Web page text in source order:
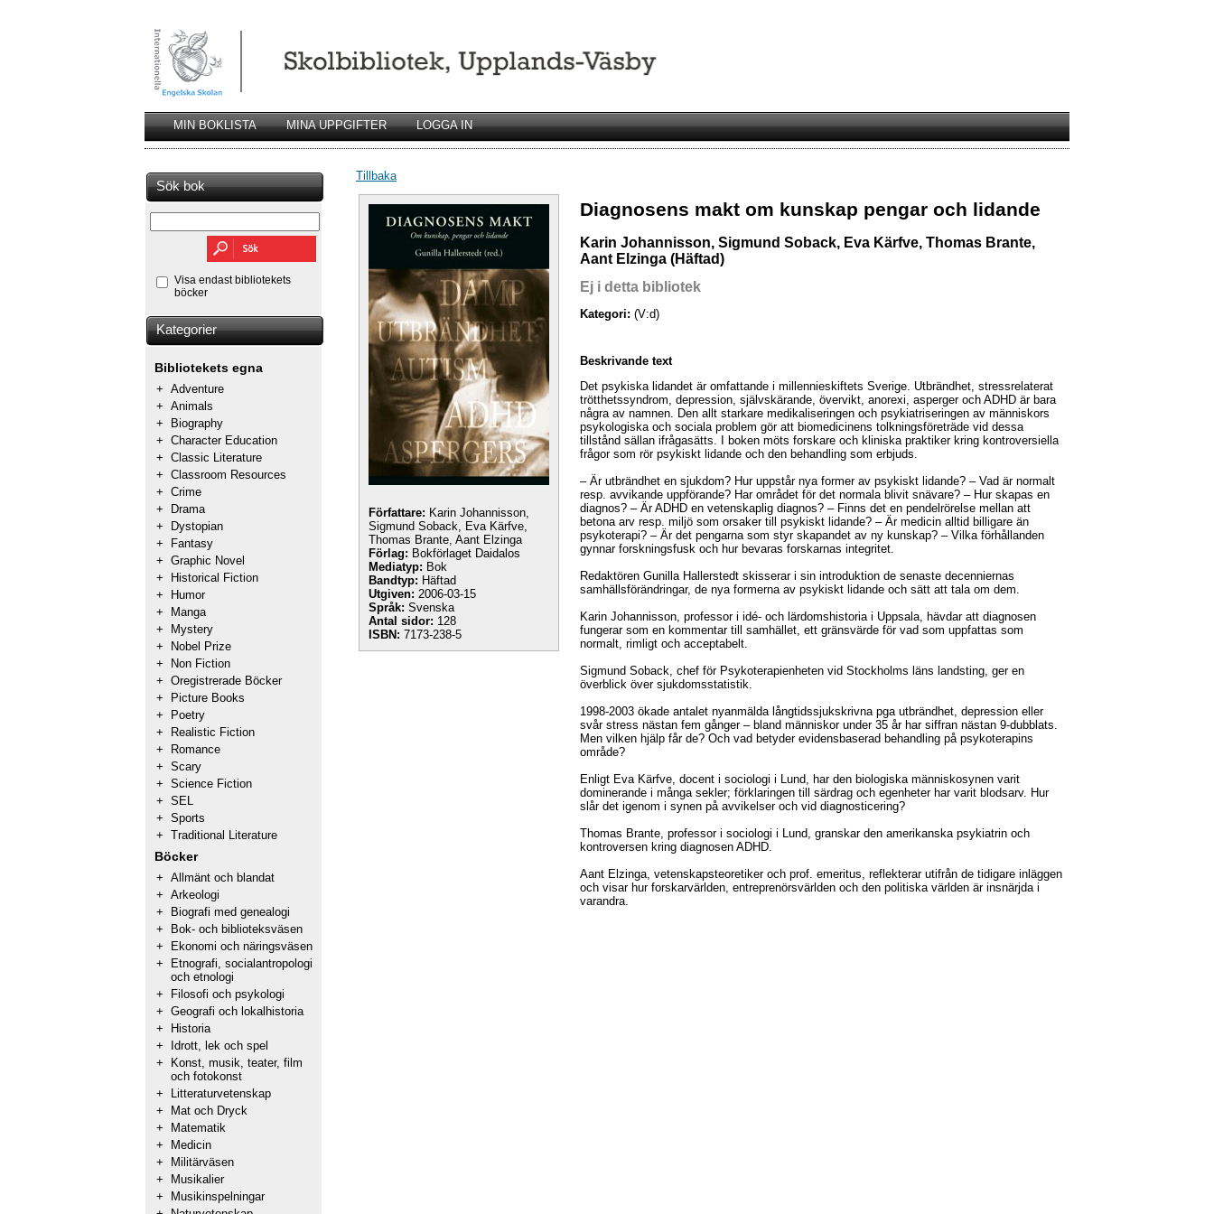
MIN BOKLISTA MINA UPPGIFTER LOGGA IN
Sök bok
Visa endast bibliotekets
böcker
Kategorier
Bibliotekets egna
+ Adventure
+ Animals
+
Biography
+ Character Education
+ Classic Literature
+ Classroom Resources
+ Crime
+
Drama
+
Dystopian
+
Fantasy
+ Graphic Novel
+
Historical Fiction
+
Humor
+
Manga
+
Mystery
+
Nobel Prize
+
Non Fiction
+ Oregistrerade Böcker
+
Picture Books
+
Poetry
+
Realistic Fiction
+
Romance
+ Scary
+ Science Fiction
+ SEL
+ Sports
+ Traditional Literature
Böcker
+ Allmänt och blandat
+ Arkeologi
+
Biografi med genealogi
+
Bok- och biblioteksväsen
+
Ekonomi och näringsväsen
+
Etnografi, socialantropologi
och etnologi
+
Filosofi och psykologi
+ Geografi och lokalhistoria
+
Historia
+
Idrott, lek och spel
+
Konst, musik, teater, film
och fotokonst
+
Litteraturvetenskap
+
Mat och Dryck
+
Matematik
+
Medicin
+
Militärväsen
+
Musikalier
+
Musikinspelningar
Tillbaka
Författare: Karin Johannisson,
Sigmund Soback, Eva Kärfve,
Thomas Brante, Aant Elzinga
Förlag: Bokförlaget Daidalos
Mediatyp: Bok
Bandtyp: Häftad
Utgiven: 2006-03-15
Språk: Svenska
Antal sidor: 128
ISBN: 7173-238-5
Diagnosens makt om kunskap pengar och lidande
Karin Johannisson, Sigmund Soback, Eva Kärfve, Thomas Brante,
Aant Elzinga (Häftad)
Ej i detta bibliotek
Kategori: (V:d)
Beskrivande text
Det psykiska lidandet är omfattande i millennieskiftets Sverige. Utbrändhet, stressrelaterat
trötthetssyndrom, depression, självskärande, övervikt, anorexi, asperger och ADHD är bara
några av namnen. Den allt starkare medikaliseringen och psykiatriseringen av människors
psykologiska och sociala problem gör att biomedicinens tolkningsföreträde vid dessa
tillstånd sällan ifrågasätts. I boken möts forskare och kliniska praktiker kring kontroversiella
frågor som rör psykiskt lidande och den behandling som erbjuds.
– Är utbrändhet en sjukdom? Hur uppstår nya former av psykiskt lidande? – Vad är normalt
resp. avvikande uppförande? Har området för det normala blivit snävare? – Hur skapas en
diagnos? – Är ADHD en vetenskaplig diagnos? – Finns det en pendelrörelse mellan att
betona arv resp. miljö som orsaker till psykiskt lidande? – Är medicin alltid billigare än
psykoterapi? – Är det pengarna som styr skapandet av ny kunskap? – Vilka förhållanden
gynnar forskningsfusk och hur bevaras forskarnas integritet.
Redaktören Gunilla Hallerstedt skisserar i sin introduktion de senaste decenniernas
samhällsförändringar, de nya formerna av psykiskt lidande och sätt att tala om dem.
Karin Johannisson, professor i idé- och lärdomshistoria i Uppsala, hävdar att diagnosen
fungerar som en kommentar till samhället, ett gränsvärde för vad som uppfattas som
normalt, rimligt och acceptabelt.
Sigmund Soback, chef för Psykoterapienheten vid Stockholms läns landsting, ger en
överblick över sjukdomsstatistik.
1998-2003 ökade antalet nyanmälda långtidssjukskrivna pga utbrändhet, depression eller
svår stress nästan fem gånger – bland människor under 35 år har siffran nästan 9-dubblats.
Men vilken hjälp får de? Och vad betyder evidensbaserad behandling på psykoterapins
område?
Enligt Eva Kärfve, docent i sociologi i Lund, har den biologiska människosynen varit
dominerande i många sekler; förklaringen till särdrag och egenheter har varit blodsarv. Hur
slår det igenom i synen på avvikelser och vid diagnosticering?
Thomas Brante, professor i sociologi i Lund, granskar den amerikanska psykiatrin och
kontroversen kring diagnosen ADHD.
Aant Elzinga, vetenskapsteoretiker och prof. emeritus, reflekterar utifrån de tidigare inläggen
och visar hur forskarvärlden, entreprenörsvärlden och den politiska världen är insnärjda i
varandra.